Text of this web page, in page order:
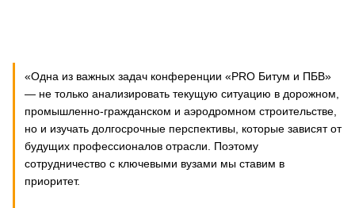
«Одна из важных задач конференции «PRO Битум и ПБВ»
— не только анализировать текущую ситуацию в дорожном,
промышленно-гражданском и аэродромном строительстве,
но и изучать долгосрочные перспективы, которые зависят от
будущих профессионалов отрасли. Поэтому
сотрудничество с ключевыми вузами мы ставим в
приоритет.